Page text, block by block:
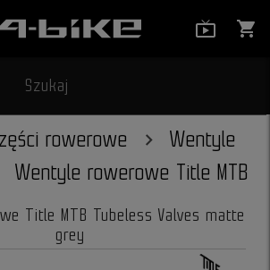
shopping_cart
Szukaj
rowerowe
Wentyle
Wentyle rowerowe Title MTB
Title MTB Tubeless Valves matte
grey